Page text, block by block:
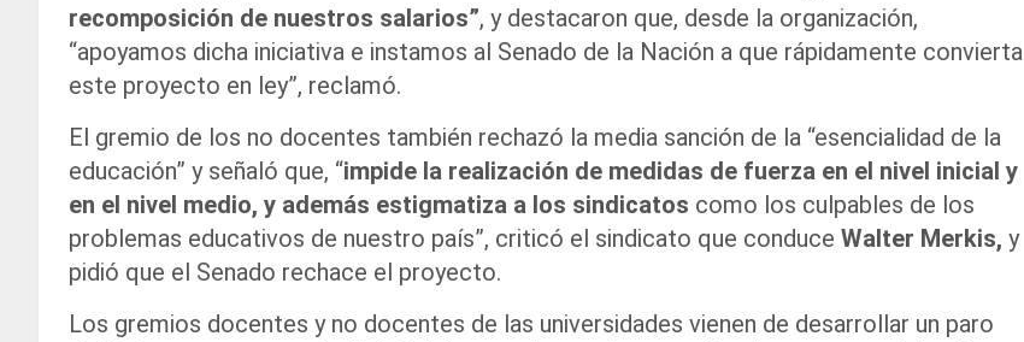
recomposición de nuestros salarios”, y destacaron que, desde la organización,
“apoyamos dicha iniciativa e instamos al Senado de la Nación a que rápidamente convierta
este proyecto en ley”, reclamó.
El gremio de los no docentes también rechazó la media sanción de la “esencialidad de la
educación” y señaló que, “impide la realización de medidas de fuerza en el nivel inicial y
en el nivel medio, y además estigmatiza a los sindicatos como los culpables de los
problemas educativos de nuestro país”, criticó el sindicato que conduce Walter Merkis, y
pidió que el Senado rechace el proyecto.
Los gremios docentes y no docentes de las universidades vienen de desarrollar un paro